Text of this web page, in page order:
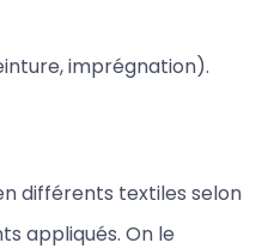
imprégnation).
différents textiles selon
appliqués. On le